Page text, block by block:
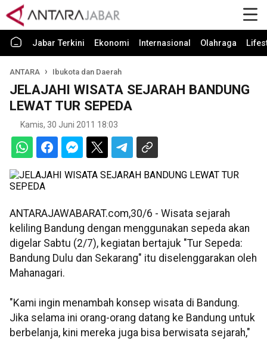
Jabar Terkini Ekonomi Internasional Olahraga
ANTARA Ibukota dan Daerah
JELAJAHI WISATA SEJARAH BANDUNG
LEWAT TUR SEPEDA
Kamis, 30 Juni 2011 18:03
ANTARAJAWABARAT.com,30/6 - Wisata sejarah
keliling Bandung dengan menggunakan sepeda akan
digelar Sabtu (2/7), kegiatan bertajuk "Tur Sepeda:
Bandung Dulu dan Sekarang" itu diselenggarakan oleh
Mahanagari.
"Kami ingin menambah konsep wisata di Bandung.
Jika selama ini orang-orang datang ke Bandung untuk
berbelanja, kini mereka juga bisa berwisata sejarah,"